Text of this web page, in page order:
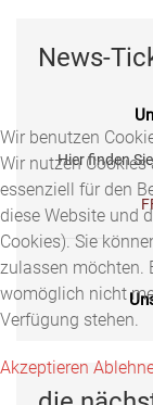
News-
Hier finden
Wir benutzen
Wir nutzen
essenziell für den
diese Website und
Cookies). Sie
zulassen möchten.
womöglich nicht
Verfügung stehen.
Akzeptieren